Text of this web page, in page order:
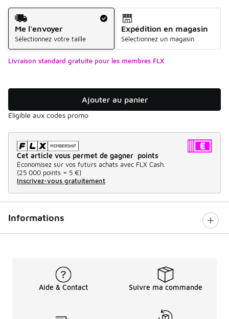
Mode d'expédition
Me l'envoyer
Sélectionnez votre taille
Expédition en magasin
Sélectionnez un magasin
Livraison standard gratuite pour les membres FLX
Ajouter au panier
Éligible aux codes promo
Cet article vous permet de gagner points
Économisez sur vos futurs achats avec FLX Cash.
(25 000 points = 5 €)
Inscrivez-vous gratuitement
Informations
Aide & Contact Suivre ma commande